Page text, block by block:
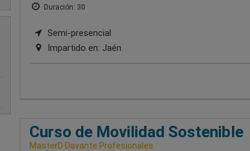
Duración: 30
Semi-presencial
Impartido en: Jaén
Curso de Movilidad Sostenible
MasterD Davante Profesionales